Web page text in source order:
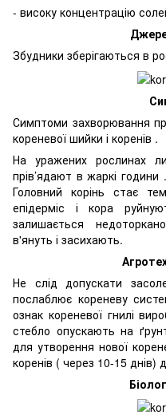
- високу концентрацію
Збудники зберігаються в
Симптоми захворювання
кореневої шийки і коренів .
На уражених рослинах
прів’ядают в жаркі
Головний корінь стає
епідерміс і кора
залишається
в'януть і засихають.
Не слід допускати
послаблює кореневу
ознак кореневої гнилі
стебло опускають на
для утворення нової
коренів ( через 10-15 днів)